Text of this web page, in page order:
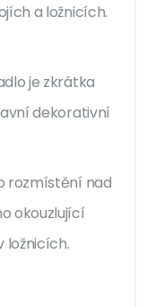
a ložnicích.
je zkrátka
dekorativní
rozmístění nad
okouzlující
ložnicích.